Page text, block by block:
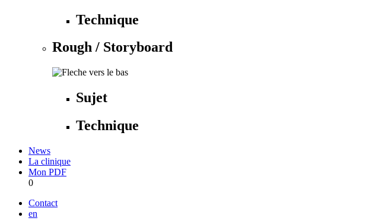
Technique
Rough / Storyboard
Sujet
Technique
News
La clinique
Mon PDF
0
Contact
en